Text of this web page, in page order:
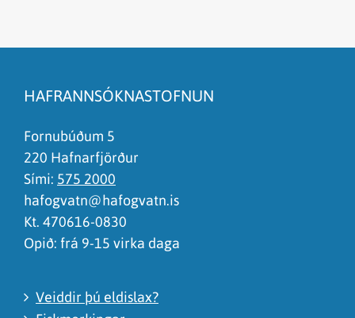
Það er of mikið efni á síðunni
Ég skil ekki efnið, finnst það of flókið
HAFRANNSÓKNASTOFNUN
Fornubúðum 5
220 Hafnarfjörður
Sími: 575 2000
hafogvatn@hafogvatn.is
Kt. 470616-0830
Opið: frá 9-15 virka daga
Veiddir þú eldislax?